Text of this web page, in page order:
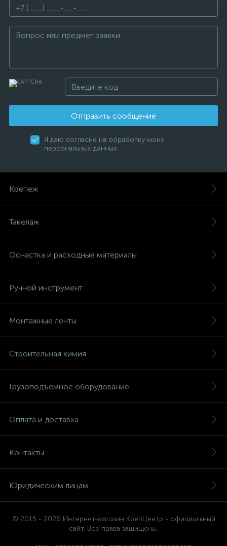
Отправить сообщение
Я даю согласие на обработку моих
персональных данных
Крепеж
Такелаж
Оснастка и расходные материалы
Ручной инструмент
Монтажные ленты
Строительная химия
Грузоподъемное оборудование
Оплата и доставка
Контакты
Юридическим лицам
© 2015 - 2026 Интернет-магазин КрепЦентр - официальный
сайт. Все права защищены.